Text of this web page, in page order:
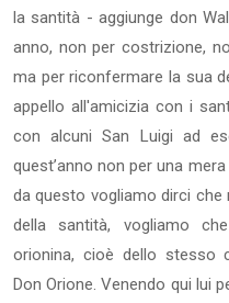
la santità - aggiunge don
anno, non per costrizione,
ma per riconfermare la sua
appello all'amicizia con i
con alcuni San Luigi ad
quest’anno non per una
da questo vogliamo dirci
della santità, vogliamo
orionina, cioè dello stesso
Don Orione. Venendo qui lui